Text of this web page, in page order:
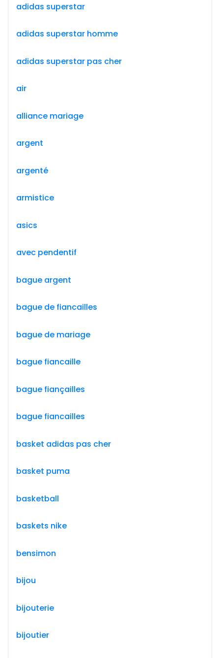
adidas superstar
adidas superstar homme
adidas superstar pas cher
air
alliance mariage
argent
argenté
armistice
asics
avec pendentif
bague argent
bague de fiancailles
bague de mariage
bague fiancaille
bague fiançailles
bague fiancailles
basket adidas pas cher
basket puma
basketball
baskets nike
bensimon
bijou
bijouterie
bijoutier